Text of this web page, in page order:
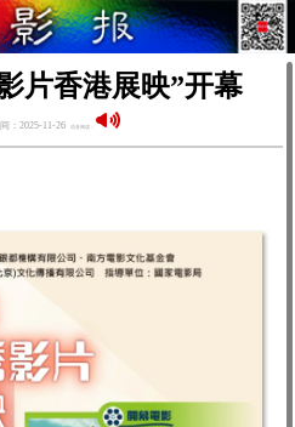
片香港展映”开幕
：2025-11-26